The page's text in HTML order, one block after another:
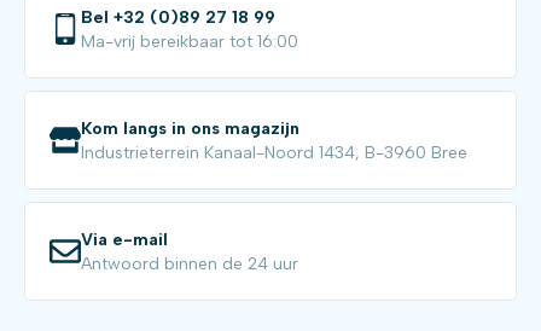
Bel +32 (0)89 27 18 99
Ma-vrij bereikbaar tot 16:00
Kom langs in ons magazijn
Industrieterrein Kanaal-Noord 1434, B-3960 Bree
Via e-mail
Antwoord binnen de 24 uur